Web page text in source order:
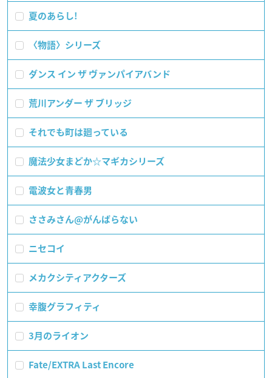
夏のあらし!
〈物語〉シリーズ
ダンス イン ザ ヴァンパイアバンド
荒川アンダー ザ ブリッジ
それでも町は廻っている
魔法少女まどか☆マギカシリーズ
電波女と青春男
ささみさん@がんばらない
ニセコイ
メカクシティアクターズ
幸腹グラフィティ
3月のライオン
Fate/EXTRA Last Encore